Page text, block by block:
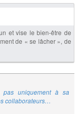
et vise le bien-être de
de « se lâcher », de
pas uniquement à sa
collaborateurs…